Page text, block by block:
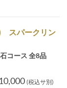
) スパークリン
コース 全8品
(税込サ別)